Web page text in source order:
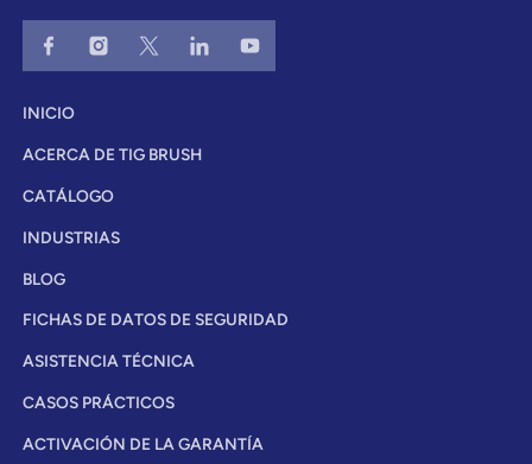
INICIO
ACERCA DE TIG BRUSH
CATÁLOGO
INDUSTRIAS
BLOG
FICHAS DE DATOS DE SEGURIDAD
ASISTENCIA TÉCNICA
CASOS PRÁCTICOS
ACTIVACIÓN DE LA GARANTÍA